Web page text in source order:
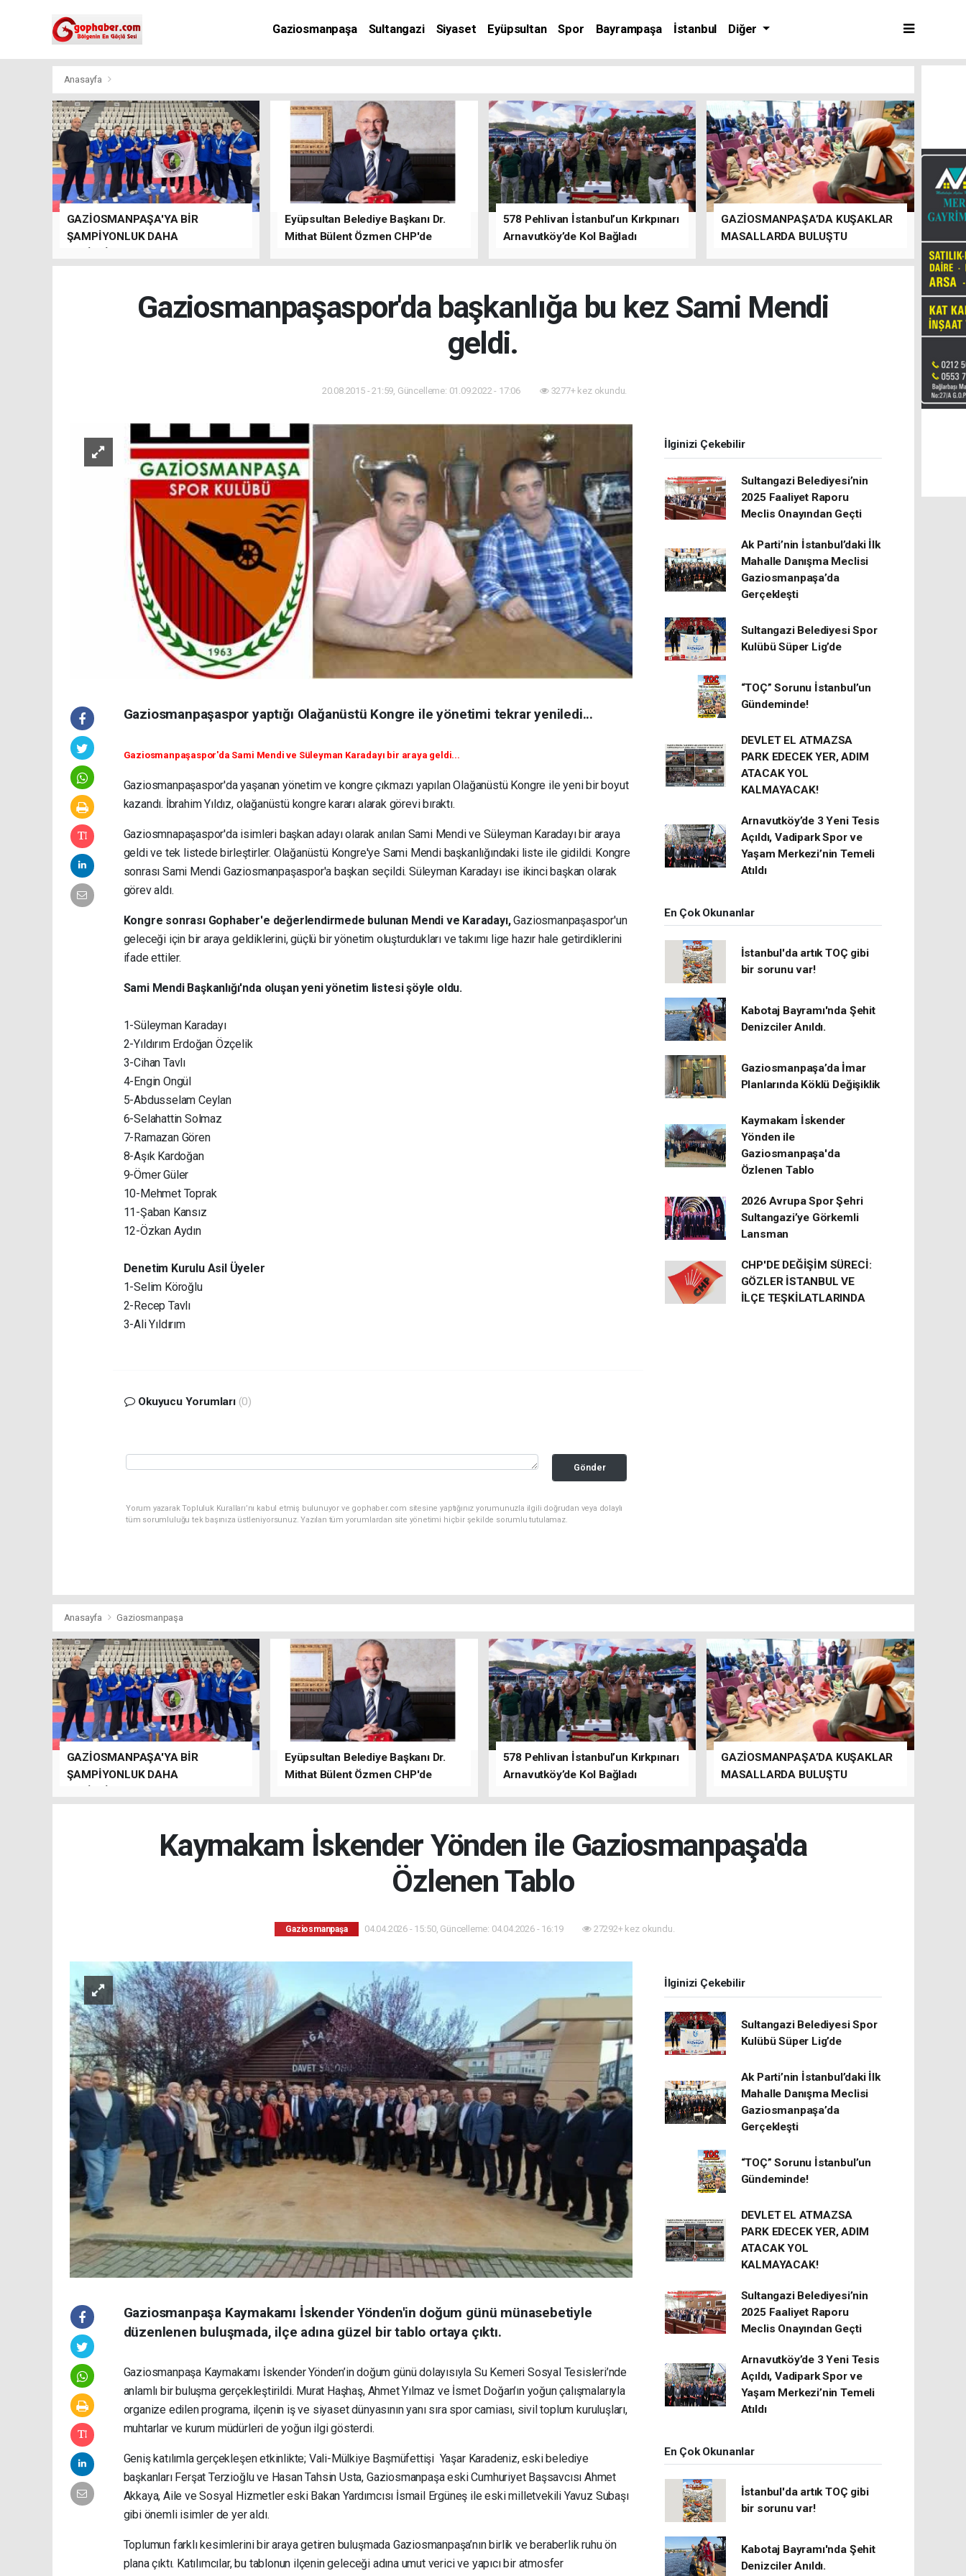
Gaziosmanpaşa Sultangazi Siyaset Eyüpsultan Spor Bayrampaşa İstanbul Diğer
Anasayfa
GAZİOSMANPAŞA'YA BİR
ŞAMPİYONLUK DAHA
Eyüpsultan Belediye Başkanı Dr.
Mithat Bülent Özmen CHP'de
578 Pehlivan İstanbul’un Kırkpınarı
Arnavutköy’de Kol Bağladı
GAZİOSMANPAŞA’DA KUŞAKLAR
MASALLARDA BULUŞTU
Gaziosmanpaşaspor'da başkanlığa bu kez Sami Mendi
geldi.
20.08.2015 - 21:59, Güncelleme: 01.09.2022 - 17:06 3277+ kez okundu.
Gaziosmanpaşaspor yaptığı Olağanüstü Kongre ile yönetimi tekrar yeniledi...
Gaziosmanpaşaspor'da Sami Mendi ve Süleyman Karadayı bir araya geldi...
Gaziosmanpaşaspor'da yaşanan yönetim ve kongre çıkmazı yapılan Olağanüstü Kongre ile yeni bir boyut
kazandı. İbrahim Yıldız, olağanüstü kongre kararı alarak görevi bıraktı.
Gaziosmnapaşaspor'da isimleri başkan adayı olarak anılan Sami Mendi ve Süleyman Karadayı bir araya
geldi ve tek listede birleştirler. Olağanüstü Kongre'ye Sami Mendi başkanlığındaki liste ile gidildi. Kongre
sonrası Sami Mendi Gaziosmanpaşaspor'a başkan seçildi. Süleyman Karadayı ise ikinci başkan olarak
görev aldı.
Kongre sonrası Gophaber'e değerlendirmede bulunan Mendi ve Karadayı,Gaziosmanpaşaspor'un
geleceği için bir araya geldiklerini, güçlü bir yönetim oluşturdukları ve takımı lige hazır hale getirdiklerini
ifade ettiler.
Sami Mendi Başkanlığı'nda oluşan yeni yönetim listesi şöyle oldu.
1-Süleyman Karadayı
2-Yıldırım Erdoğan Özçelik
3-Cihan Tavlı
4-Engin Ongül
5-Abdusselam Ceylan
6-Selahattin Solmaz
7-Ramazan Gören
8-Aşık Kardoğan
9-Ömer Güler
10-Mehmet Toprak
11-Şaban Kansız
12-Özkan Aydın
Denetim Kurulu Asil Üyeler
1-Selim Köroğlu
2-Recep Tavlı
3-Ali Yıldırım
Okuyucu Yorumları (0)
Gönder
Yorum yazarak Topluluk Kuralları’nı kabul etmiş bulunuyor ve gophaber.com sitesine yaptığınız yorumunuzla ilgili doğrudan veya dolaylı
tüm sorumluluğu tek başınıza üstleniyorsunuz. Yazılan tüm yorumlardan site yönetimi hiçbir şekilde sorumlu tutulamaz.
İlginizi Çekebilir
Sultangazi Belediyesi’nin
2025 Faaliyet Raporu
Meclis Onayından Geçti
Ak Parti’nin İstanbul’daki İlk
Mahalle Danışma Meclisi
Gaziosmanpaşa’da
Gerçekleşti
Sultangazi Belediyesi Spor
Kulübü Süper Lig’de
“TOÇ” Sorunu İstanbul’un
Gündeminde!
DEVLET EL ATMAZSA
PARK EDECEK YER, ADIM
ATACAK YOL
KALMAYACAK!
Arnavutköy’de 3 Yeni Tesis
Açıldı, Vadipark Spor ve
Yaşam Merkezi’nin Temeli
Atıldı
En Çok Okunanlar
İstanbul'da artık TOÇ gibi
bir sorunu var!
Kabotaj Bayramı'nda Şehit
Denizciler Anıldı.
Gaziosmanpaşa’da İmar
Planlarında Köklü Değişiklik
Kaymakam İskender
Yönden ile
Gaziosmanpaşa'da
Özlenen Tablo
2026 Avrupa Spor Şehri
Sultangazi’ye Görkemli
Lansman
CHP'DE DEĞİŞİM SÜRECİ:
GÖZLER İSTANBUL VE
İLÇE TEŞKİLATLARINDA
Anasayfa Gaziosmanpaşa
GAZİOSMANPAŞA'YA BİR
ŞAMPİYONLUK DAHA
Eyüpsultan Belediye Başkanı Dr.
Mithat Bülent Özmen CHP'de
578 Pehlivan İstanbul’un Kırkpınarı
Arnavutköy’de Kol Bağladı
GAZİOSMANPAŞA’DA KUŞAKLAR
MASALLARDA BULUŞTU
Kaymakam İskender Yönden ile Gaziosmanpaşa'da
Özlenen Tablo
Gaziosmanpaşa 04.04.2026 - 15:50, Güncelleme: 04.04.2026 - 16:19 27292+ kez okundu.
Gaziosmanpaşa Kaymakamı İskender Yönden'in doğum günü münasebetiyle
düzenlenen buluşmada, ilçe adına güzel bir tablo ortaya çıktı.
Gaziosmanpaşa Kaymakamı İskender Yönden’in doğum günü dolayısıyla Su Kemeri Sosyal Tesisleri’nde
anlamlı bir buluşma gerçekleştirildi. Murat Haşhaş, Ahmet Yılmaz ve İsmet Doğan’ın yoğun çalışmalarıyla
organize edilen programa, ilçenin iş ve siyaset dünyasının yanı sıra spor camiası, sivil toplum kuruluşları,
muhtarlar ve kurum müdürleri de yoğun ilgi gösterdi.
Geniş katılımla gerçekleşen etkinlikte; Vali-Mülkiye Başmüfettişi Yaşar Karadeniz, eski belediye
başkanları Ferşat Terzioğlu ve Hasan Tahsin Usta, Gaziosmanpaşa eski Cumhuriyet Başsavcısı Ahmet
Akkaya, Aile ve Sosyal Hizmetler eski Bakan Yardımcısı İsmail Ergüneş ile eski milletvekili Yavuz Subaşı
gibi önemli isimler de yer aldı.
Toplumun farklı kesimlerini bir araya getiren buluşmada Gaziosmanpaşa’nın birlik ve beraberlik ruhu ön
plana çıktı. Katılımcılar, bu tablonun ilçenin geleceği adına umut verici ve yapıcı bir atmosfer
İlginizi Çekebilir
Sultangazi Belediyesi Spor
Kulübü Süper Lig’de
Ak Parti’nin İstanbul’daki İlk
Mahalle Danışma Meclisi
Gaziosmanpaşa’da
Gerçekleşti
“TOÇ” Sorunu İstanbul’un
Gündeminde!
DEVLET EL ATMAZSA
PARK EDECEK YER, ADIM
ATACAK YOL
KALMAYACAK!
Sultangazi Belediyesi’nin
2025 Faaliyet Raporu
Meclis Onayından Geçti
Arnavutköy’de 3 Yeni Tesis
Açıldı, Vadipark Spor ve
Yaşam Merkezi’nin Temeli
Atıldı
En Çok Okunanlar
İstanbul'da artık TOÇ gibi
bir sorunu var!
Kabotaj Bayramı'nda Şehit
Denizciler Anıldı.